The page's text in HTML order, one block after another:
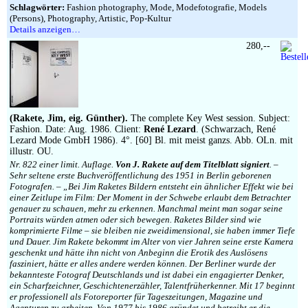
Schlagwörter: Fashion photography, Mode, Modefotografie, Models
(Persons), Photography, Artistic, Pop-Kultur
Details anzeigen…
(Rakete, Jim, eig. Günther). The complete Key West session. Subject:
Fashion. Date: Aug. 1986. Client: René Lezard. (Schwarzach, René
Lezard Mode GmbH 1986). 4°. [60] Bl. mit meist ganzs. Abb. OLn. mit
illustr. OU.
Nr. 822 einer limit. Auflage. Von J. Rakete auf dem Titelblatt signiert. –
Sehr seltene erste Buchveröffentlichung des 1951 in Berlin geborenen
Fotografen. – „Bei Jim Raketes Bildern entsteht ein ähnlicher Effekt wie bei
einer Zeitlupe im Film: Der Moment in der Schwebe erlaubt dem Betrachter
genauer zu schauen, mehr zu erkennen. Manchmal meint man sogar seine
Portraits würden atmen oder sich bewegen. Raketes Bilder sind wie
komprimierte Filme – sie bleiben nie zweidimensional, sie haben immer Tiefe
und Dauer. Jim Rakete bekommt im Alter von vier Jahren seine erste Kamera
geschenkt und hätte ihn nicht von Anbeginn die Erotik des Auslösens
fasziniert, hätte er alles andere werden können. Der Berliner wurde der
bekannteste Fotograf Deutschlands und ist dabei ein engagierter Denker,
ein Scharfzeichner, Geschichtenerzähler, Talentfrüherkenner. Mit 17 beginnt
er professionell als Fotoreporter für Tageszeitungen, Magazine und
280,--